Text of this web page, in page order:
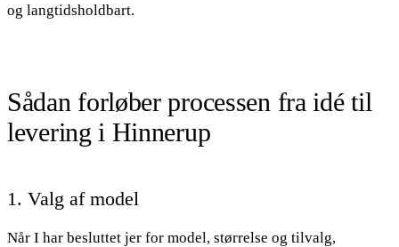
og langtidsholdbart.
Sådan forløber processen fra idé til
levering i Hinnerup
1. Valg af model
Når I har besluttet jer for model, størrelse og tilvalg,